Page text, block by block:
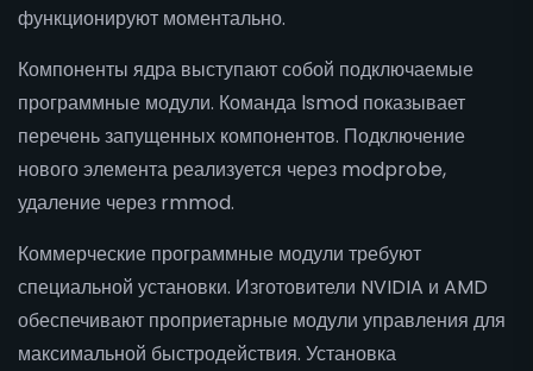
функционируют моментально.
Компоненты ядра выступают собой подключаемые
программные модули. Команда lsmod показывает
перечень запущенных компонентов. Подключение
нового элемента реализуется через modprobe,
удаление через rmmod.
Коммерческие программные модули требуют
специальной установки. Изготовители NVIDIA и AMD
обеспечивают проприетарные модули управления для
максимальной быстродействия. Установка